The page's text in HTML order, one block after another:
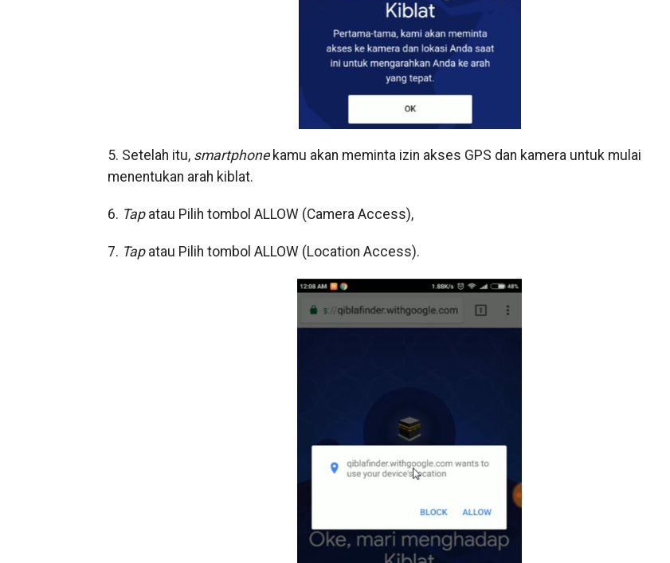
5. Setelah itu, smartphonekamu akan meminta izin akses GPS dan kamera untuk mulai
menentukan arah kiblat.
6. Tapatau Pilih tombol ALLOW (Camera Access),
7. Tapatau Pilih tombol ALLOW (Location Access).